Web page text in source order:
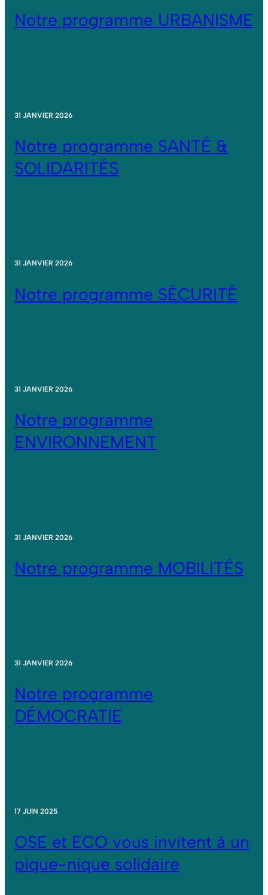
Notre programme URBANISME
31 JANVIER 2026
Notre programme SANTÉ &
SOLIDARITÉS
31 JANVIER 2026
Notre programme SÉCURITÉ
31 JANVIER 2026
Notre programme
ENVIRONNEMENT
31 JANVIER 2026
Notre programme MOBILITÉS
31 JANVIER 2026
Notre programme
DÉMOCRATIE
17 JUIN 2025
OSE et ECO vous invitent à un
pique-nique solidaire